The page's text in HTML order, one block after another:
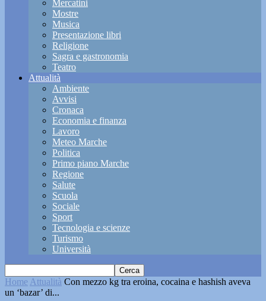
Mercatini
Mostre
Musica
Presentazione libri
Religione
Sagra e gastronomia
Teatro
Attualità
Ambiente
Avvisi
Cronaca
Economia e finanza
Lavoro
Meteo Marche
Politica
Primo piano Marche
Regione
Salute
Scuola
Sociale
Sport
Tecnologia e scienze
Turismo
Università
Home Attualità Con mezzo kg tra eroina, cocaina e hashish aveva
un ‘bazar’ di...